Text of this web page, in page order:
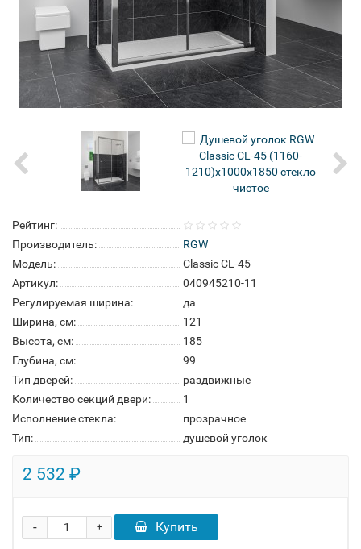
Рейтинг:
Производитель:
RGW
Модель:
Classic CL-45
Артикул:
040945210-11
Регулируемая ширина:
да
Ширина, см:
121
Высота, см:
185
Глубина, см:
99
Тип дверей:
раздвижные
Количество секций двери:
1
Исполнение стекла:
прозрачное
Тип:
душевой уголок
2 532 ₽
+
- Купить